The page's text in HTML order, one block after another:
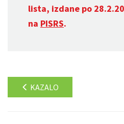
lista, izdane po
na PISRS.
KAZALO